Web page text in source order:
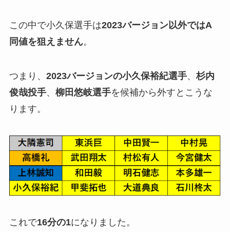
この中で小久保選手は2023バージョン以外ではA
同値を狙えません。
つまり、 2023バージョンの小久保裕紀選手、杉内
俊哉投手、 柳田悠岐選手を候補から外すとこうな
ります。
これで16分の1になりました。